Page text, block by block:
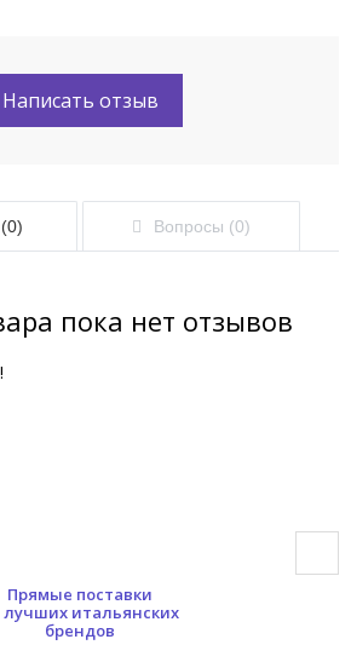
Написать отзыв
Вопросы (0)
пока нет отзывов
Прямые поставки
лучших итальянских
брендов